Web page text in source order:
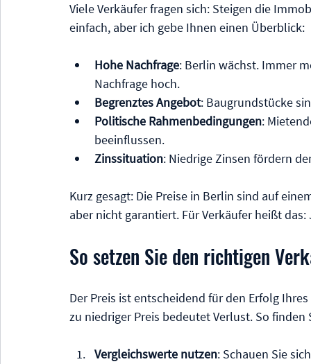
Viele Verkäufer fragen sich: Steigen die
einfach, aber ich gebe Ihnen einen Überblick:
Hohe Nachfrage: Berlin wächst. Immer
Nachfrage hoch.
Begrenztes Angebot: Baugrundstücke
Politische Rahmenbedingungen:
beeinflussen.
Zinssituation: Niedrige Zinsen fördern
Kurz gesagt: Die Preise in Berlin sind auf
aber nicht garantiert. Für Verkäufer heißt
So setzen Sie den richtigen
Der Preis ist entscheidend für den Erfolg
zu niedriger Preis bedeutet Verlust. So finden
Vergleichswerte nutzen: Schauen Sie